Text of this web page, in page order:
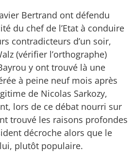
Bertrand ont défendu
du chef de l’Etat à conduire
contradicteurs d’un soir,
(vérifier l’orthographe)
y ont trouvé là une
à peine neuf mois après
de Nicolas Sarkozy,
lors de ce débat nourri sur
trouvé les raisons profondes
décroche alors que le
plutôt populaire.